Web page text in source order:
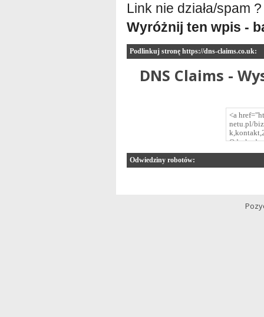
Link nie działa/spam ?
Wyróżnij ten wpis -
Podlinkuj stronę https://dns-claims.co.uk:
DNS Claims -
Odwiedziny robotów: